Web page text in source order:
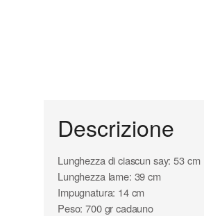
Descrizione
Lunghezza di ciascun say: 53 cm
Lunghezza lame: 39 cm
Impugnatura: 14 cm
Peso: 700 gr cadauno